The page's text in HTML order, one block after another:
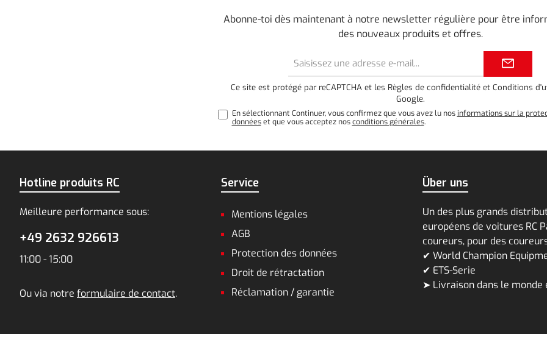
Abonne-toi dès maintenant à notre newsletter régulière pour être
des nouveaux produits et offres.
e-
Ce site est protégé par reCAPTCHA et les Règles de confidentialitéet Conditions
Google.
En sélectionnant Continuer, vous confirmez que vous avez lu nosinformations sur la
donnéeset que vous acceptez nosconditions générales.
Hotline produits RC
Meilleure performance sous:
+49 2632 926613
11:00 - 15:00
Ou via notre formulaire de contact.
Service
Mentions légales
AGB
Protection des données
Droit de rétractation
Réclamation / garantie
Über uns
Un des plus grands
européens de voitures RC
coureurs, pour des
✔ World Champion
✔ ETS-Serie
➤ Livraison dans le monde